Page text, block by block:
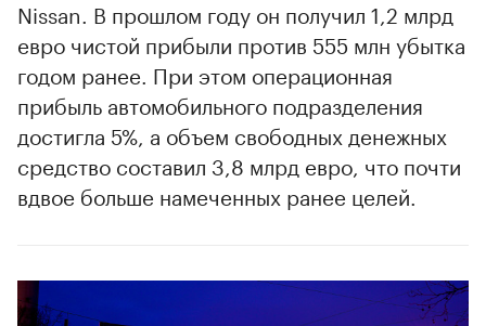
Nissan. В прошлом году он получил 1,2 млрд
евро чистой прибыли против 555 млн убытка
годом ранее. При этом операционная
прибыль автомобильного подразделения
достигла 5%, а объем свободных денежных
средство составил 3,8 млрд евро, что почти
вдвое больше намеченных ранее целей.